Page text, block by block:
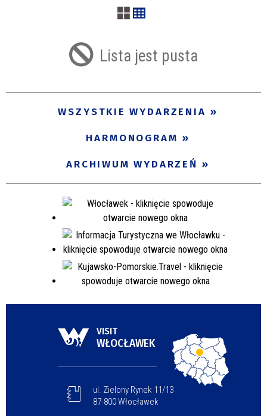
Lista jest pusta
WSZYSTKIE WYDARZENIA
HARMONOGRAM
ARCHIWUM WYDARZEŃ
VISIT
WŁOCŁAWEK
ul. Zielony Rynek 11/13
87-800 Włocławek